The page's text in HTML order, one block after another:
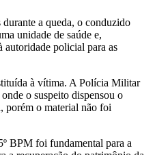
durante a queda, o conduzido
unidade de saúde e,
autoridade policial para as
à vítima. A Polícia Militar
o suspeito dispensou o
porém o material não foi
BPM foi fundamental para a